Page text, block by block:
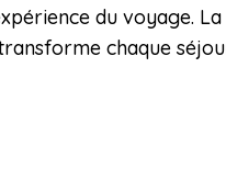
du voyage.
chaque